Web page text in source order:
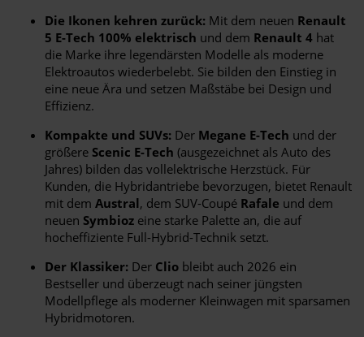
Die Ikonen kehren zurück: Mit dem neuen Renault
5 E-Tech 100% elektrisch und dem Renault 4 hat
die Marke ihre legendärsten Modelle als moderne
Elektroautos wiederbelebt. Sie bilden den Einstieg in
eine neue Ära und setzen Maßstäbe bei Design und
Effizienz.
Kompakte und SUVs: Der Megane E-Tech und der
größere Scenic E-Tech (ausgezeichnet als Auto des
Jahres) bilden das vollelektrische Herzstück. Für
Kunden, die Hybridantriebe bevorzugen, bietet Renault
mit dem Austral, dem SUV-Coupé Rafale und dem
neuen Symbioz eine starke Palette an, die auf
hocheffiziente Full-Hybrid-Technik setzt.
Der Klassiker: Der Clio bleibt auch 2026 ein
Bestseller und überzeugt nach seiner jüngsten
Modellpflege als moderner Kleinwagen mit sparsamen
Hybridmotoren.